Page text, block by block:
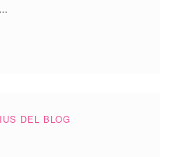
DEL BLOG